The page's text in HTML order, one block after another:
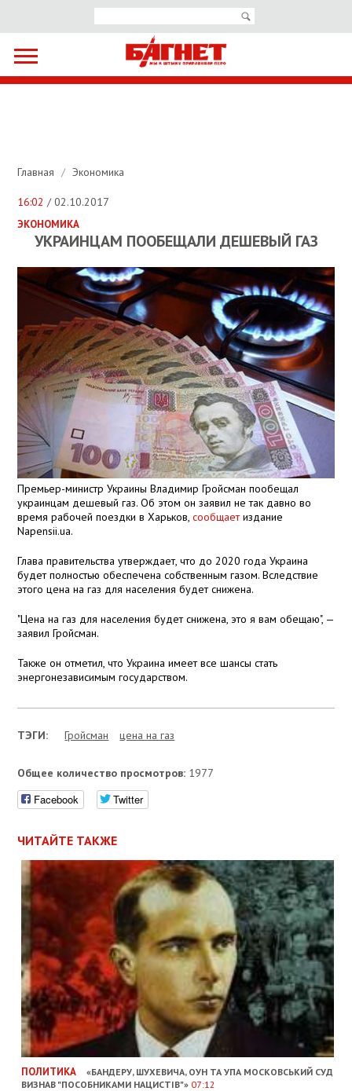
Главная / Экономика
16:02 / 02.10.2017
ЭКОНОМИКА
УКРАИНЦАМ ПООБЕЩАЛИ ДЕШЕВЫЙ ГАЗ
Премьер-министр Украины Владимир Гройсман пообещал
украинцам дешевый газ. Об этом он заявил не так давно во
время рабочей поездки в Харьков,сообщаетиздание
Napensii.ua.
Глава правительства утверждает, что до 2020 года Украина
будет полностью обеспечена собственным газом. Вследствие
этого цена на газ для населения будет снижена.
"Цена на газ для населения будет снижена, это я вам обещаю", —
заявил Гройсман.
Также он отметил, что Украина имеет все шансы стать
энергонезависимым государством.
ТЭГИ: Гройсман цена на газ
Общее количество просмотров: 1977
Facebook Twitter
ЧИТАЙТЕ ТАКЖЕ
ПОЛИТИКА
«БАНДЕРУ, ШУХЕВИЧА, ОУН ТА УПА МОСКОВСЬКИЙ СУД
ВИЗНАВ "ПОСОБНИКАМИ НАЦИСТІВ"» 07:12